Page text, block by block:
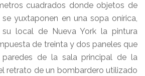
cuadrados donde objetos de
yuxtaponen en una sopa onírica,
su local de Nueva York la pintura
de treinta y dos paneles que
de la sala principal de la
retrato de un bombardero utilizado